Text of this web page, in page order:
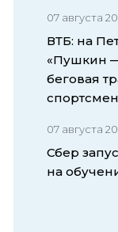
07 августа
ВТБ: на
«Пушкин
беговая
07 августа
Сбер
на